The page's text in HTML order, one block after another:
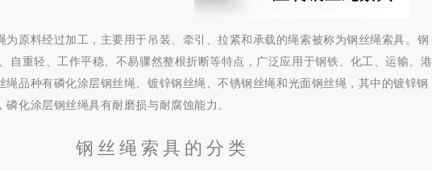
为原料经过加工，主要用于吊装、牵引、拉紧和承载的绳索被称为钢丝绳索具。 钢
自重轻、工作平稳、不易骤然整根折断等特点，广泛应用于钢铁、化工、运输 、港
绳品种有磷化涂层钢丝绳、镀锌钢丝绳、不锈钢丝绳和光面钢丝绳，其中的镀锌钢
磷化涂层钢丝绳具有耐磨损与耐腐蚀能力。
钢丝绳索具的分类